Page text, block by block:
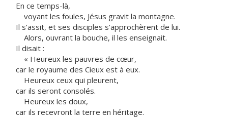
En ce temps-là,
voyant les foules, Jésus gravit la montagne.
Il s’assit, et ses disciples s’approchèrent de lui.
Alors, ouvrant la bouche, il les enseignait.
Il disait :
« Heureux les pauvres de cœur,
car le royaume des Cieux est à eux.
Heureux ceux qui pleurent,
car ils seront consolés.
Heureux les doux,
car ils recevront la terre en héritage.